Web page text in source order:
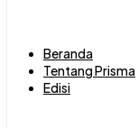
Beranda
Tentang Prisma
Edisi